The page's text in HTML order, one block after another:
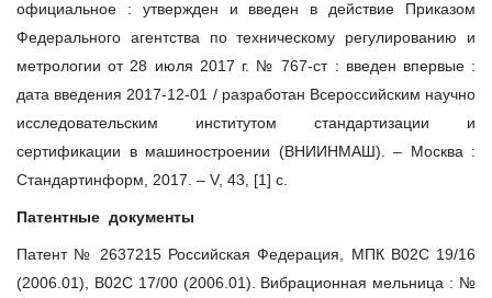
официальное : утвержден и введен в действие Приказом
Федерального агентства по техническому регулированию и
метрологии от 28 июля 2017 г. № 767-ст : введен впервые :
дата введения 2017-12-01 / разработан Всероссийским научно
исследовательским институтом стандартизации и
сертификации в машиностроении (ВНИИНМАШ). – Москва :
Стандартинформ, 2017. – V, 43, [1] с.
Патентные документы
Патент № 2637215 Российская Федерация, МПК B02C 19/16
(2006.01), B02C 17/00 (2006.01). Вибрационная мельница : №